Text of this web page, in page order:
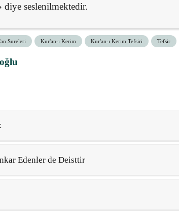
seslenilmektedir.
Sureleri Kur'an-ı Kerim Kur'an-ı Kerim Tefsiri Tefsir
Edenler de Deisttir